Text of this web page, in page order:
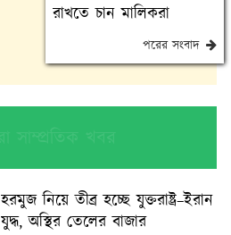
রাখতে চান মালিকরা
পরের সংবাদ
হরমুজ নিয়ে তীব্র হচ্ছে যুক্তরাষ্ট্র–ইরান
যুদ্ধ, অস্থির তেলের বাজার